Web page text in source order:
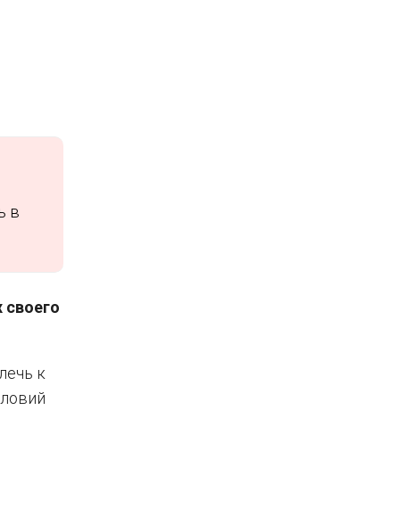
в
своего
к